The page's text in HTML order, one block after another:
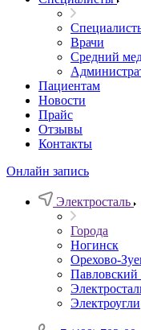
Врачи
Средний
Пациентам
Новости
Прайс
Отзывы
Контакты
Онлайн запись
Электросталь
Города
Ногинск
Орехово-
Павловский
Электроугли